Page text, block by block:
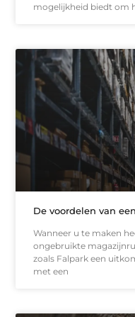
mogelijkheid biedt om
De voordelen van
Wanneer u te maken
ongebruikte
zoals Falpark een
met een